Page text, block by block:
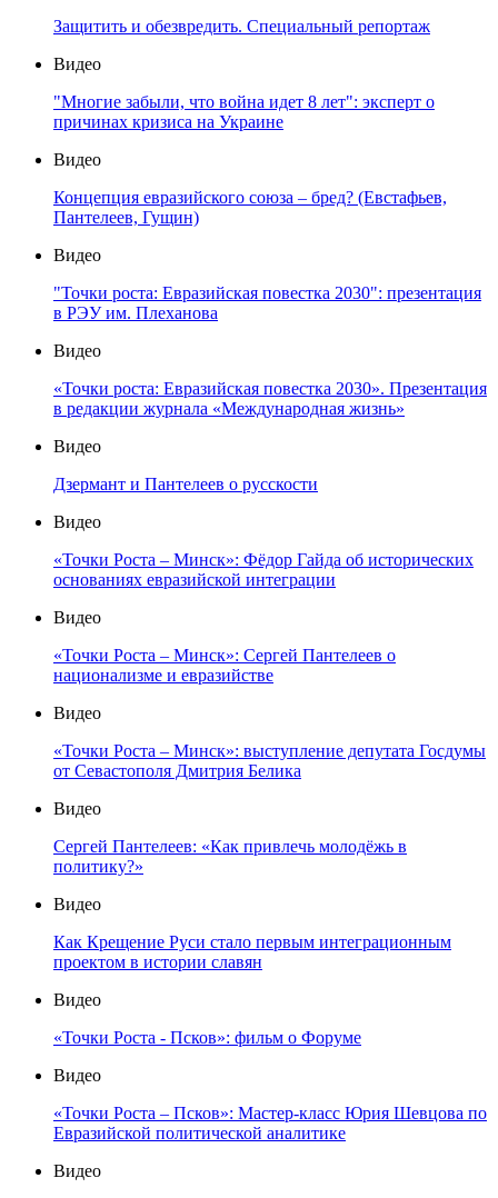
Защитить и обезвредить. Специальный репортаж
Видео
"Многие забыли, что война идет 8 лет": эксперт о
причинах кризиса на Украине
Видео
Концепция евразийского союза – бред? (Евстафьев,
Пантелеев, Гущин)
Видео
"Точки роста: Евразийская повестка 2030": презентация
в РЭУ им. Плеханова
Видео
«Точки роста: Евразийская повестка 2030». Презентация
в редакции журнала «Международная жизнь»
Видео
Дзермант и Пантелеев о русскости
Видео
«Точки Роста – Минск»: Фёдор Гайда об исторических
основаниях евразийской интеграции
Видео
«Точки Роста – Минск»: Сергей Пантелеев о
национализме и евразийстве
Видео
«Точки Роста – Минск»: выступление депутата Госдумы
от Севастополя Дмитрия Белика
Видео
Сергей Пантелеев: «Как привлечь молодёжь в
политику?»
Видео
Как Крещение Руси стало первым интеграционным
проектом в истории славян
Видео
«Точки Роста - Псков»: фильм о Форуме
Видео
«Точки Роста – Псков»: Мастер-класс Юрия Шевцова по
Евразийской политической аналитике
Видео